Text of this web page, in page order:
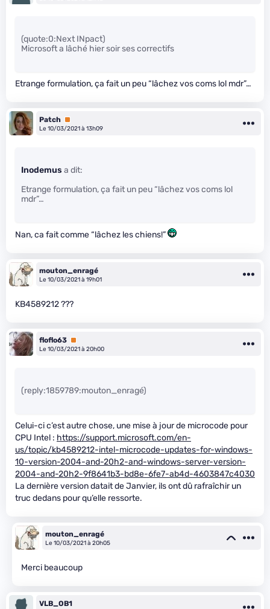
(quote:0:Next INpact)
Microsoft a lâché hier soir ses correctifs
Etrange formulation, ça fait un peu “lâchez vos coms lol mdr”…
Patch Premium
Le 10/03/2021 à 13h09
Inodemus a dit:
Etrange formulation, ça fait un peu “lâchez vos coms lol
mdr”…
Nan, ca fait comme “lâchez les chiens!”
mouton_enragé
Le 10/03/2021 à 19h01
KB4589212 ???
floflo63 Premium
Le 10/03/2021 à 20h00
(reply:1859789:mouton_enragé)
Celui-ci c’est autre chose, une mise à jour de microcode pour
CPU Intel : https://support.microsoft.com/en-
us/topic/kb4589212-intel-microcode-updates-for-windows-
10-version-2004-and-20h2-and-windows-server-version-
2004-and-20h2-9f8641b3-bd8e-6fe7-ab4d-4603847c4030
La dernière version datait de Janvier, ils ont dû rafraîchir un
truc dedans pour qu’elle ressorte.
mouton_enragé
Le 10/03/2021 à 20h05
Merci beaucoup
VLB_OB1